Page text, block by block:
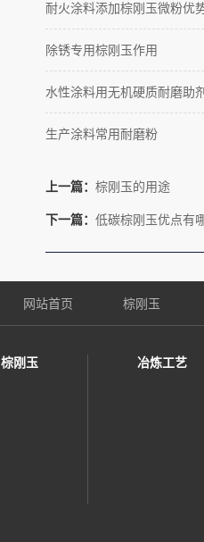
耐火涂料添加棕刚玉微粉优
除锈专用棕刚玉作用
水性涂料用无机硬质耐磨助
生产涂料常用耐磨粉
上一篇： 棕刚玉的用途
下一篇： 低碳棕刚玉优点有
网站首页 棕刚玉
棕刚玉 冶炼工艺